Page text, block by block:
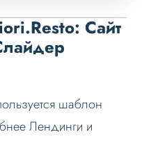
Сайт
шаблон
Лендинги и